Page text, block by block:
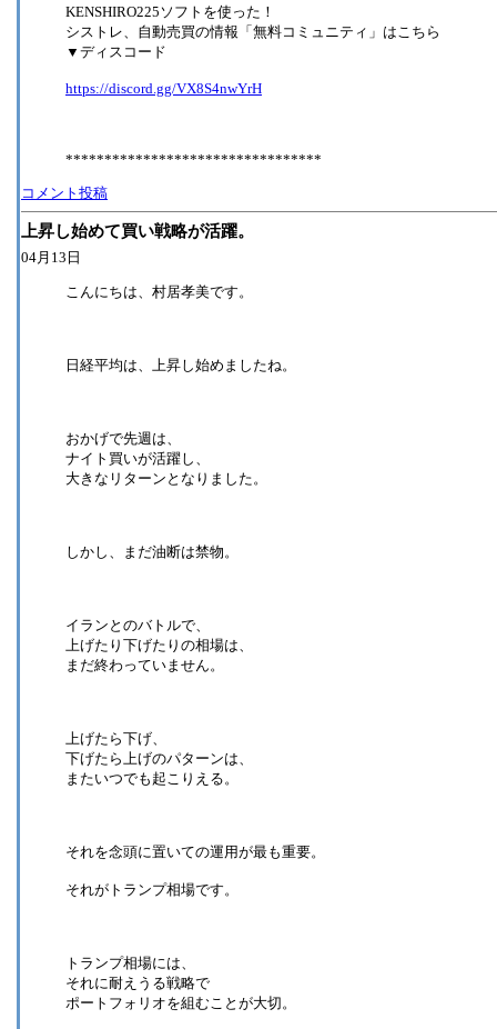
KENSHIRO225ソフトを使った！
シストレ、自動売買の情報「無料コミュニティ」はこちら
▼ディスコード
https://discord.gg/VX8S4nwYrH
*********************************
コメント投稿
上昇し始めて買い戦略が活躍。
04月13日
こんにちは、村居孝美です。
日経平均は、上昇し始めましたね。
おかげで先週は、
ナイト買いが活躍し、
大きなリターンとなりました。
しかし、まだ油断は禁物。
イランとのバトルで、
上げたり下げたりの相場は、
まだ終わっていません。
上げたら下げ、
下げたら上げのパターンは、
またいつでも起こりえる。
それを念頭に置いての運用が最も重要。
それがトランプ相場です。
トランプ相場には、
それに耐えうる戦略で
ポートフォリオを組むことが大切。